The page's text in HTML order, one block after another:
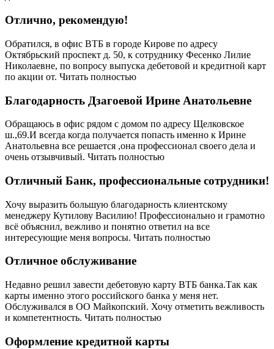
Отлично, рекомендую!
Обратился, в офис ВТБ в городе Кирове по адресу
Октябрьский проспект д. 50, к сотруднику Фесенко Лилие
Николаевне, по вопросу выпуска дебетовой и кредитной карт
по акции от. Читать полностью
Благодарность Дзагоевой Ирине Анатольевне
Обращаюсь в офис рядом с домом по адресу Щелковское
ш.,69.И всегда когда получается попасть именно к Ирине
Анатольевна все решается ,она профессионал своего дела и
очень отзывчивый. Читать полностью
Отличный Банк, профессиональные сотрудники!
Хочу выразить большую благодарность клиентскому
менеджеру Кутилову Василию! Профессионально и грамотно
всё объяснил, вежливо и понятно ответил на все
интересующие меня вопросы. Читать полностью
Отличное обслуживание
Недавно решил завести дебетовую карту ВТБ банка.Так как
карты именно этого российского банка у меня нет.
Обслуживался в ОО Майкопский. Хочу отметить вежливость
и компетентность. Читать полностью
Оформление кредитной карты